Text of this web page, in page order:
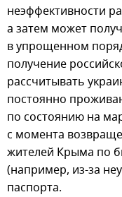
неэффективности
а затем может
в упрощенном
получение
рассчитывать
постоянно
по состоянию на
с момента
жителей Крыма по
(например, из-за
паспорта.